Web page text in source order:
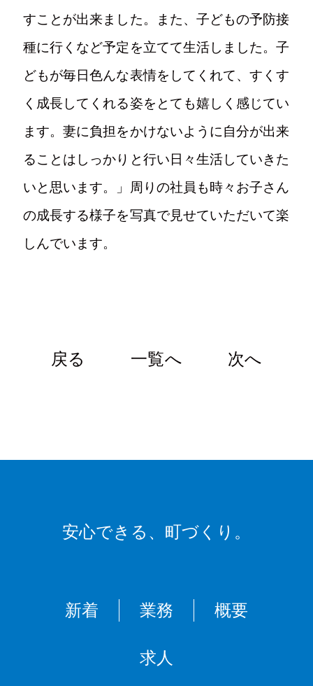
すことが出来ました。また、子どもの予防接
種に行くなど予定を立てて生活しました。子
どもが毎日色んな表情をしてくれて、すくす
く成長してくれる姿をとても嬉しく感じてい
ます。妻に負担をかけないように自分が出来
ることはしっかりと行い日々生活していきた
いと思います。」周りの社員も時々お子さん
の成長する様子を写真で見せていただいて楽
しんでいます。
戻る 一覧へ 次へ
安心できる、 町づくり。
新着 業務 概要
求人